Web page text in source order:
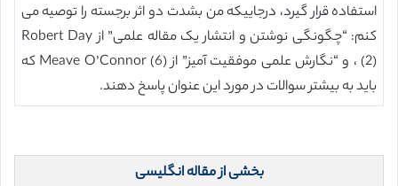
استفاده قرار گیرد، درجاییکه من بشدت دو اثر برجسته را توصیه می
کنم: “چگونگی نوشتن و انتشار یک مقاله علمی” از Robert Day
(2) ، و “نگارش علمی موفقیت آمیز” از Meave O’Connor (6) که
باید به بیشتر سوالات در مورد این عنوان پاسخ دهند.
بخشی از مقاله انگلیسی